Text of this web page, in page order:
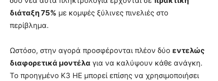
διάταξη 75% με κομψές ξύλινες πινελιές στο
περίβλημα.
Ωστόσο, στην αγορά προσφέρονται πλέον δύο εντελώς
διαφορετικά μοντέλα για να καλύψουν κάθε ανάγκη.
Το προηγμένο K3 HE μπορεί επίσης να χρησιμοποιήσει